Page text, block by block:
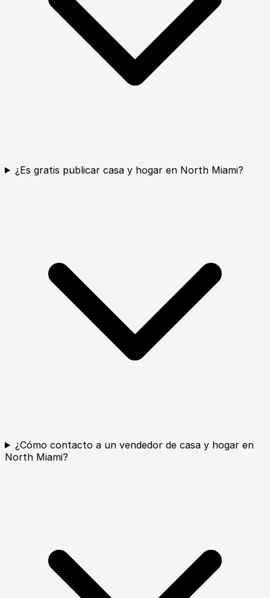
¿Es gratis publicar casa y hogar en North Miami?
¿Cómo contacto a un vendedor de casa y hogar en
North Miami?